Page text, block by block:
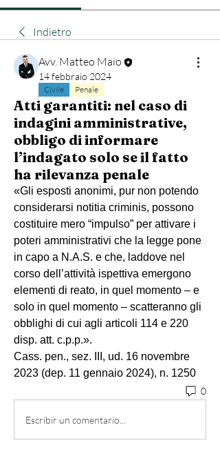
Indietro
Avv. Matteo Maio
14 febbraio 2024
Civile Penale
Atti garantiti: nel caso di
indagini amministrative,
obbligo di informare
l’indagato solo se il fatto
ha rilevanza penale
«Gli esposti anonimi, pur non potendo
considerarsi notitia criminis, possono
costituire mero “impulso” per attivare i
poteri amministrativi che la legge pone
in capo a N.A.S. e che, laddove nel
corso dell’attività ispettiva emergono
elementi di reato, in quel momento – e
solo in quel momento – scatteranno gli
obblighi di cui agli articoli 114 e 220
disp. att. c.p.p.».
Cass. pen., sez. III, ud. 16 novembre
2023 (dep. 11 gennaio 2024), n. 1250
0
Escribir un comentario...